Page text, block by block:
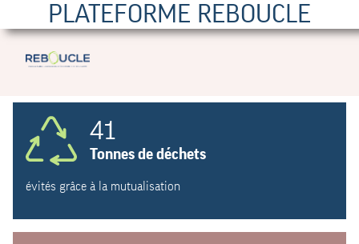
PLATEFORME REBOUCLE
41
Tonnes de déchets
évités grâce à la mutualisation